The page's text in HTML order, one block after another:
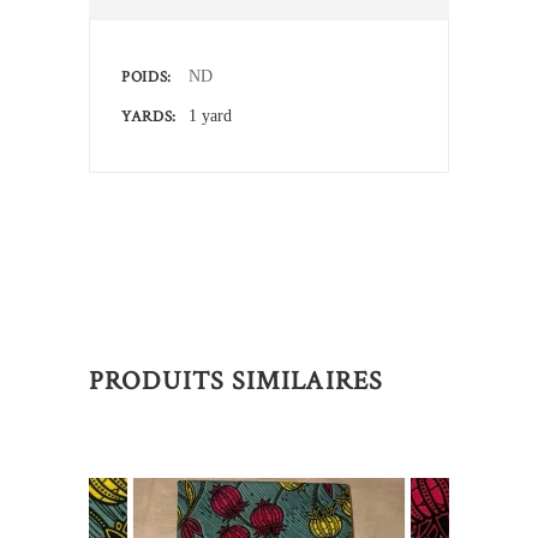
POIDS ND
YARDS 1 yard
PRODUITS SIMILAIRES